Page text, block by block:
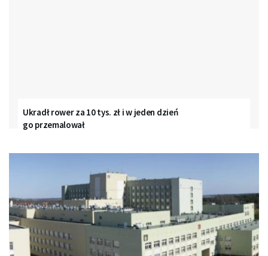
Ukradł rower za 10 tys. zł i w jeden dzień
go przemalował